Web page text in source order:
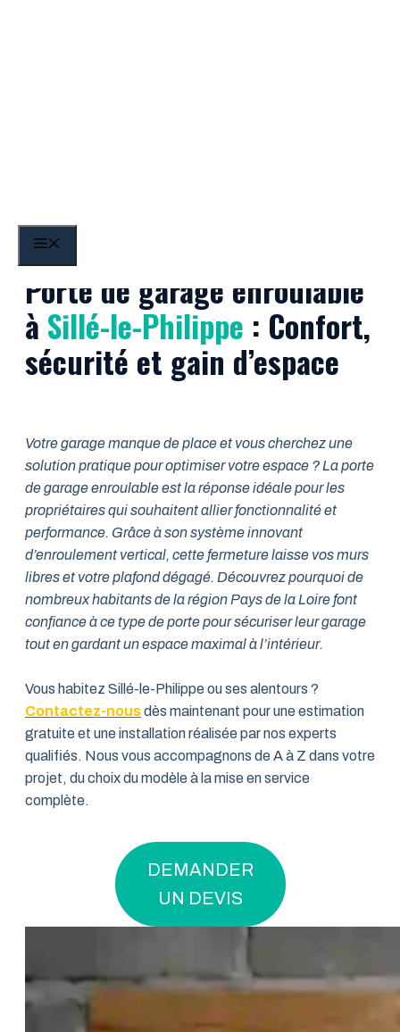
Porte de garage enroulable
à Sillé-le-Philippe : Confort,
sécurité et gain d’espace
Votre garage manque de place et vous cherchez une
solution pratique pour optimiser votre espace ? La porte
de garage enroulable est la réponse idéale pour les
propriétaires qui souhaitent allier fonctionnalité et
performance. Grâce à son système innovant
d’enroulement vertical, cette fermeture laisse vos murs
libres et votre plafond dégagé. Découvrez pourquoi de
nombreux habitants de la région Pays de la Loire font
confiance à ce type de porte pour sécuriser leur garage
tout en gardant un espace maximal à l’intérieur.
Vous habitez Sillé-le-Philippe ou ses alentours ?
Contactez-nousdès maintenant pour une estimation
gratuite et une installation réalisée par nos experts
qualifiés. Nous vous accompagnons de A à Z dans votre
projet, du choix du modèle à la mise en service
complète.
DEMANDER
UN DEVIS